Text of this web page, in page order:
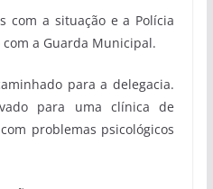
com a situação e a Polícia
a Guarda Municipal.
para a delegacia.
para uma clínica de
problemas psicológicos